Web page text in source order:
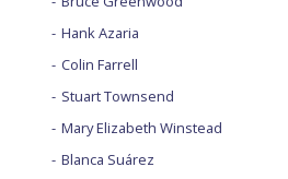
Hank Azaria
Colin Farrell
Stuart Townsend
Mary Elizabeth Winstead
Blanca Suárez